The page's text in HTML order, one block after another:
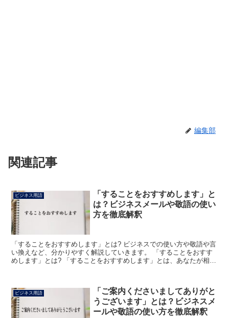
編集部
関連記事
ビジネス用語
「することをおすすめします」と
は？ビジネスメールや敬語の使い
方を徹底解釈
「することをおすすめします」とは? ビジネスでの使い方や敬語や言
い換えなど、分かりやすく解説していきます。 「することをおすす
めします」とは? 「することをおすすめします」とは、あなたが相手
ビジネス用語
「ご案内くださいましてありがと
うございます」とは？ビジネスメ
ールや敬語の使い方を徹底解釈